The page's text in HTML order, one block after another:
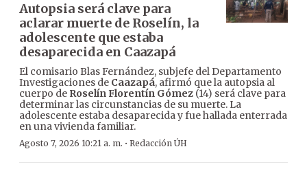
Autopsia será clave para
aclarar muerte de Roselín, la
adolescente que estaba
desaparecida en Caazapá
El comisario Blas Fernández, subjefe del Departamento
Investigaciones de Caazapá, afirmó que la autopsia al
cuerpo de Roselín Florentín Gómez (14) será clave para
determinar las circunstancias de su muerte. La
adolescente estaba desaparecida y fue hallada enterrada
en una vivienda familiar.
Agosto 7, 2026 10:21 a. m. · Redacción ÚH